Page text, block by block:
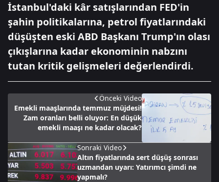
İstanbul'daki kâr satışlarından FED'in
şahin politikalarına, petrol fiyatlarındaki
düşüşten eski ABD Başkanı Trump'ın olası
çıkışlarına kadar ekonominin nabzını
tutan kritik gelişmeleri değerlendirdi.
Önceki Video
Emekli maaşlarında temmuz müjdesi!
Zam oranları belli oluyor: En düşük
emekli maaşı ne kadar olacak?
Sonraki Video
Altın fiyatlarında sert düşüş sonrası
uzmandan uyarı: Yatırımcı şimdi ne
yapmalı?